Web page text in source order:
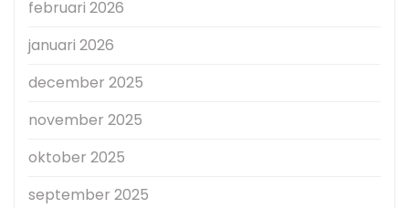
februari 2026
januari 2026
december 2025
november 2025
oktober 2025
september 2025